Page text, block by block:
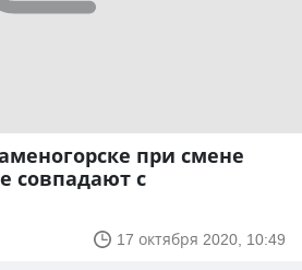
при смене
совпадают с
17 октября 2020, 10:49